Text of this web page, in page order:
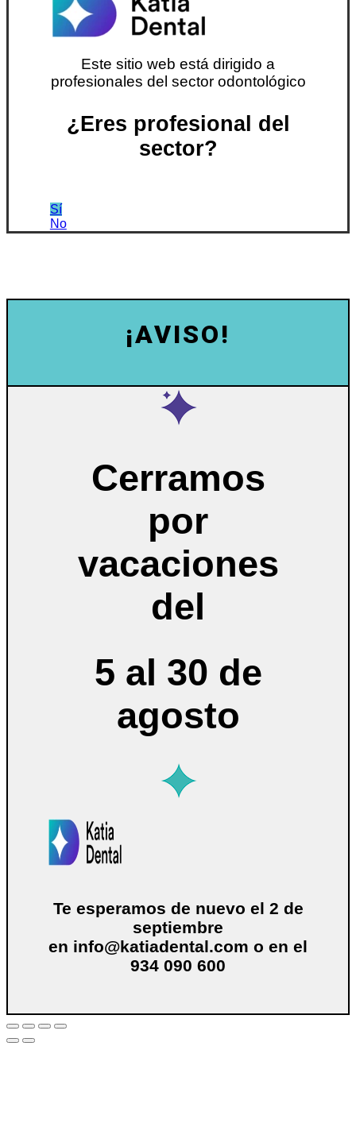
Este sitio web está dirigido a
profesionales del sector odontológico
¿Eres profesional del
sector?
Sí
No
¡AVISO!
Cerramos
por
vacaciones
del
5 al 30 de
agosto
Te esperamos de nuevo el 2 de
septiembre
en info@katiadental.com o en el
934 090 600